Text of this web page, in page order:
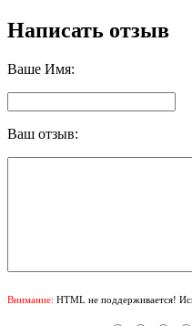
Написать отзыв
Ваше Имя:
Ваш отзыв:
Внимание: HTML не поддерживается!